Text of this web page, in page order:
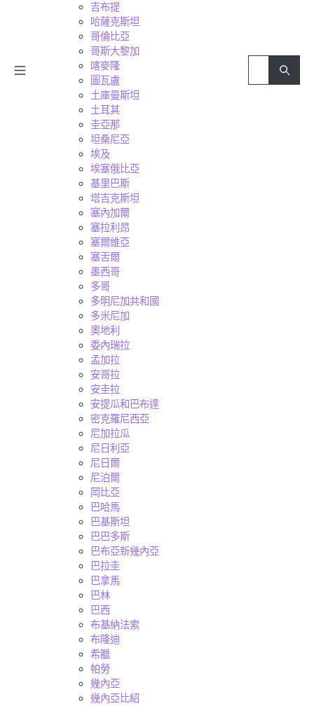
吉布提
哈薩克斯坦
哥倫比亞
哥斯大黎加
喀麥隆
圖瓦盧
土庫曼斯坦
土耳其
圭亞那
坦桑尼亞
埃及
埃塞俄比亞
基里巴斯
塔吉克斯坦
塞內加爾
塞拉利昂
塞爾維亞
塞舌爾
墨西哥
多哥
多明尼加共和國
多米尼加
奧地利
委內瑞拉
孟加拉
安哥拉
安圭拉
安提瓜和巴布達
密克羅尼西亞
尼加拉瓜
尼日利亞
尼日爾
尼泊爾
岡比亞
巴哈馬
巴基斯坦
巴巴多斯
巴布亞新幾內亞
巴拉圭
巴拿馬
巴林
巴西
布基納法索
布隆迪
希臘
帕勞
幾內亞
幾內亞比紹